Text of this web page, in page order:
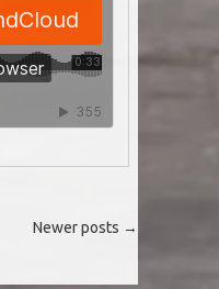
Newer posts →